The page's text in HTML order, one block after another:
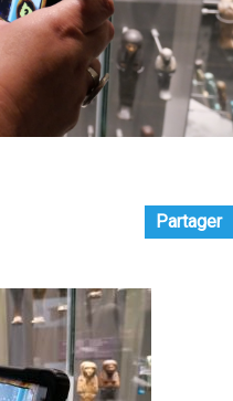
Partager